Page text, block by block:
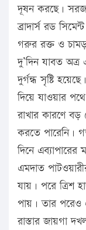
দূষন করছে।
ব্রাদার্স রড
গরুর রক্ত ও
দু’দিন যাবত অত্র
দুর্গন্ধ সৃষ্টি
দিয়ে যাওয়ার
রাখার কারণে বড়
করতে পারেনি।
দিনে এব্যাপারের
এমদাত
যায়। পরে ত্রিশ
পায়। তার পরেও
রাস্তার জায়গা